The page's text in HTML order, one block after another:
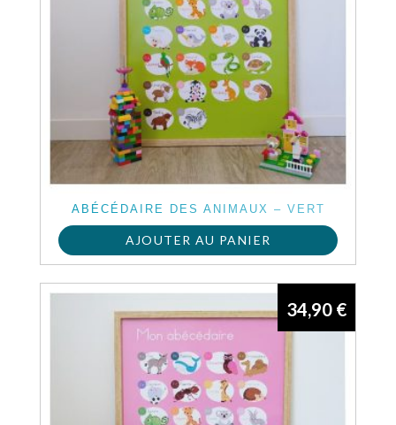
ABÉCÉDAIRE DES ANIMAUX – VERT
AJOUTER AU PANIER
34,90 €